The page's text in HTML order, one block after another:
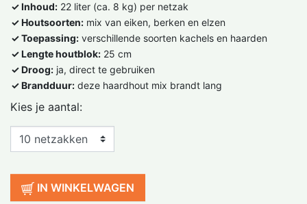
✓ Inhoud: 22 liter (ca. 8 kg) per netzak
✓ Houtsoorten: mix van eiken, berken en elzen
✓ Toepassing: verschillende soorten kachels en haarden
✓ Lengte houtblok: 25 cm
✓ Droog: ja, direct te gebruiken
✓ Brandduur: deze haardhout mix brandt lang
Kies je aantal:
IN WINKELWAGEN